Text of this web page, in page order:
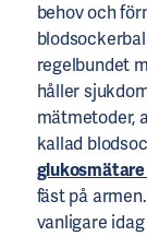
behov och
regelbundet
håller
mätmetoder,
kallad
fäst på
vanligare